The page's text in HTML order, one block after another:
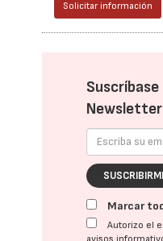
Solicitar información
Marcar
Autorizo el